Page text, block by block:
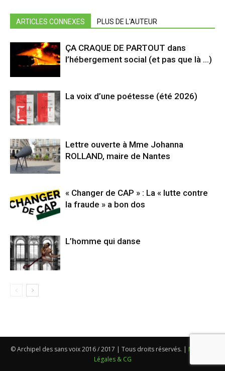
ARTICLES CONNEXES PLUS DE L'AUTEUR
ÇA CRAQUE DE PARTOUT dans
l’hébergement social (et pas que là …)
La voix d’une poétesse (été 2026)
Lettre ouverte à Mme Johanna
ROLLAND, maire de Nantes
« Changer de CAP » : La « lutte contre
la fraude » a bon dos
L’homme qui danse
© Archipel des sans voix 2016 / 2017 | Tous droits réservés. | Mentions
Légales & CG